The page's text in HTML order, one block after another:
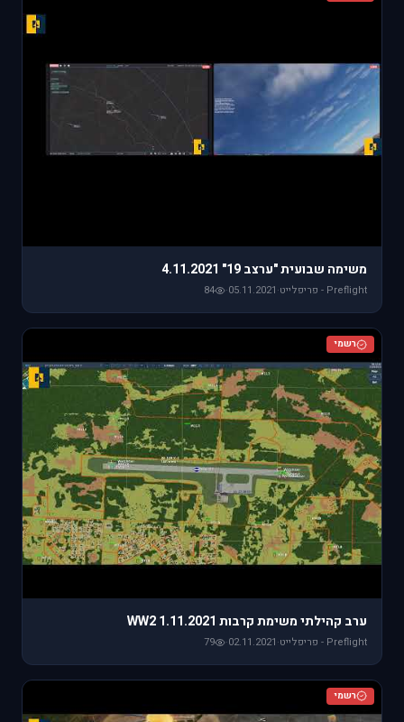
משימה שבועית "ערצב 19" 4.11.2021
Preflight - פריפלייט ·
05.11.2021
·
84
רשמי
ערב קהילתי משימת קרבות WW2 1.11.2021
Preflight - פריפלייט ·
02.11.2021
·
79
רשמי